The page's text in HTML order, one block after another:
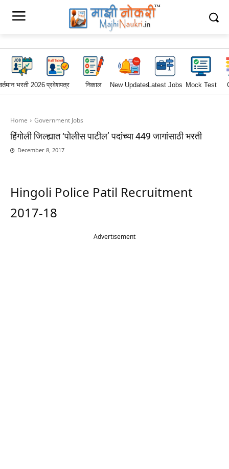
भरती 2026प्रवेशपत्र निकाल New UpdatesLatest Jobs Mock Test
Home Government Jobs
हिंगोली जिल्ह्यात ‘पोलीस पाटील’ पदांच्या 449 जागांसाठी भरती
December 8, 2017
Hingoli Police Patil Recruitment
2017-18
Advertisement